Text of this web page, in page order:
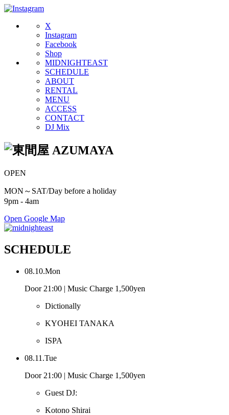
X
Instagram
Facebook
Shop
MIDNIGHTEAST
SCHEDULE
ABOUT
RENTAL
MENU
ACCESS
CONTACT
DJ Mix
OPEN
MON～SAT/Day before a holiday
9pm - 4am
Open Google Map
SCHEDULE
08.10.Mon
Door 21:00 | Music Charge 1,500yen
Dictionally
KYOHEI TANAKA
ISPA
08.11.Tue
Door 21:00 | Music Charge 1,500yen
Guest DJ:
Kotono Shirai